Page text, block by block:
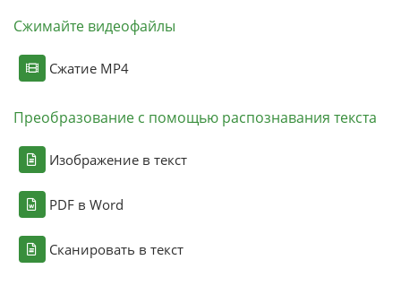
Сжимайте видеофайлы
Сжатие MP4
Преобразование с помощью распознавания текста
Изображение в текст
PDF в Word
Сканировать в текст